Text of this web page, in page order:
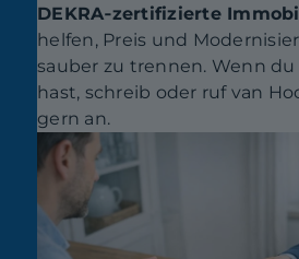
DEKRA‑zertifizierte
helfen, Preis und
sauber zu trennen. Wenn du
hast, schreib oder ruf van
gern an.